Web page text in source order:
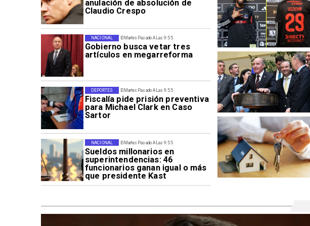
anulación de absolución de
Claudio Crespo
El Martes Pasado A Las 9:55
Gobierno busca vetar tres
artículos en megarreforma
NACIONAL
El Martes Pasado A Las 9:55
Fiscalía pide prisión preventiva
para Michael Clark en Caso
Sartor
DEPORTES
El Martes Pasado A Las 9:55
Sueldos millonarios en
superintendencias: 46
funcionarios ganan igual o más
que presidente Kast
NACIONAL